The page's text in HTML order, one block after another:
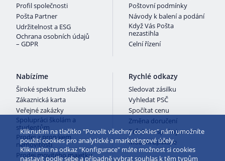
Profil společnosti
Pošta Partner
Udržitelnost a ESG
Ochrana osobních údajů
– GDPR
Poštovní podmínky
Návody k balení a podání
Když Vás Pošta
nezastihla
Celní řízení
Nabízíme
Široké spektrum služeb
Zákaznická karta
Veřejné zakázky
Spolupráci školám a
studentům
Prodej a pronájem
nemovitostí
Prodej movitého majetku
Rychlé odkazy
Sledovat zásilku
Vyhledat PSČ
Spočítat cenu
Změna doručení
Průzkum spokojenosti
Mobilní aplikace
Kliknutím na tlačítko "Povolit všechny cookies" nám umožníte
použití cookies pro analytické a marketingové účely.
Kliknutím na odkaz "Konfigurace" máte možnost si cookies
nastavit podle sebe a případně vybrat souhlas k těm typům